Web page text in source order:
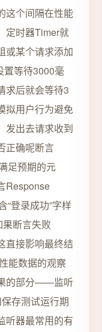
这个间隔在性能
定时器Timer就
或某个请求添加
置等待3000毫
求后就会等待3
拟用户行为避免
发出去请求收到
正确呢断言
足预期的元
Response
“登录成功”字样
断言失败
直接影响最终结
能数据的观察
的部分——监听
存测试运行期
听器最常用的有